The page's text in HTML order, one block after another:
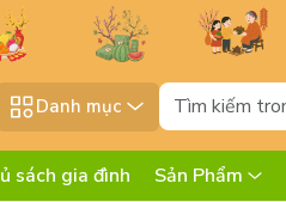
Danh mục
sách gia đình Sản Phẩm